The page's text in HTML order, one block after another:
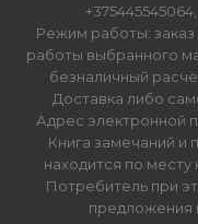
Режим работы:
работы выбранного
безналичный
Доставка либо
Адрес электронной
Книга замечаний и
находится по
Потребитель при
предложения